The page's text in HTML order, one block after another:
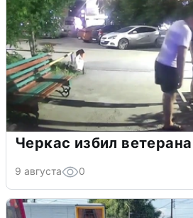
Черкас избил
9 августа 0